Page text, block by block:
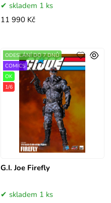
skladem 1 ks
11 990 Kč
G.I. Joe Firefly
ODESLÁNÍ DO 7 DNŮ
COMICS
OK
1/6
skladem 1 ks